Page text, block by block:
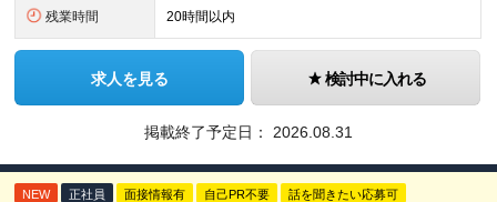
残業時間 20時間以内
求人を見る 検討中に入れる
掲載終了予定日： 2026.08.31
NEW 正社員 面接情報有 自己PR不要 話を聞きたい応募可